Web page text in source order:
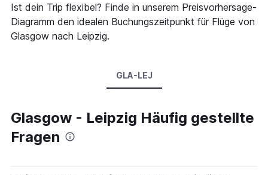
Ist dein Trip flexibel? Finde in unserem Preisvorhersage-
Diagramm den idealen Buchungszeitpunkt für Flüge von
Glasgow nach Leipzig.
GLA-LEJ
Glasgow - Leipzig Häufig gestellte
Fragen